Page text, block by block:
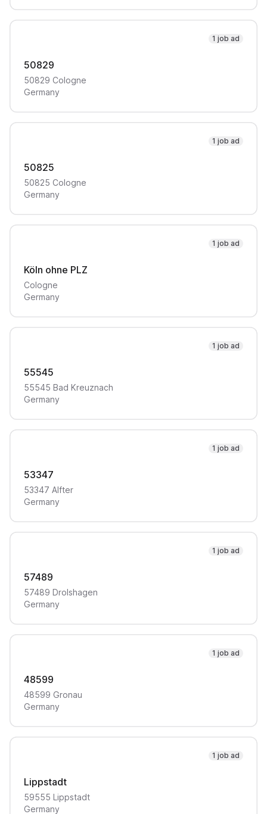
1 job ad
50829
50829 Cologne
Germany
1 job ad
50825
50825 Cologne
Germany
1 job ad
Köln ohne PLZ
Cologne
Germany
1 job ad
55545
55545 Bad Kreuznach
Germany
1 job ad
53347
53347 Alfter
Germany
1 job ad
57489
57489 Drolshagen
Germany
1 job ad
48599
48599 Gronau
Germany
1 job ad
Lippstadt
59555 Lippstadt
Germany